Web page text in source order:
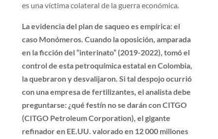
es una víctima colateral de la guerra económica.
La evidencia del plan de saqueo es empírica: el
caso Monómeros. Cuando la oposición, amparada
en la ficción del “interinato” (2019-2022), tomó el
control de esta petroquímica estatal en Colombia,
la quebraron y desvalijaron. Si tal despojo ocurrió
con una empresa de fertilizantes, el analista debe
preguntarse: ¿qué festín no se darán con CITGO
(CITGO Petroleum Corporation), el gigante
refinador en EE.UU. valorado en 12 000 millones